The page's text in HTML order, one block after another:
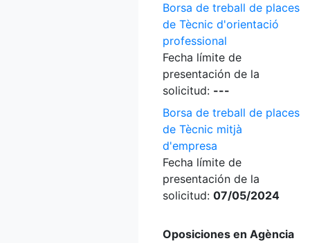
Borsa de treball de places
de Tècnic d'orientació
professional
Fecha límite de
presentación de la
solicitud: ---
Borsa de treball de places
de Tècnic mitjà
d'empresa
Fecha límite de
presentación de la
solicitud: 07/05/2024
Oposiciones en Agència